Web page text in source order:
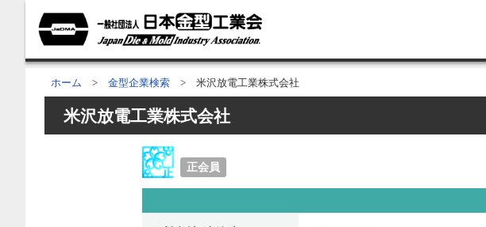
ホーム > 金型企業検索 > 米沢放電工業株式会社
米沢放電工業株式会社
正会員